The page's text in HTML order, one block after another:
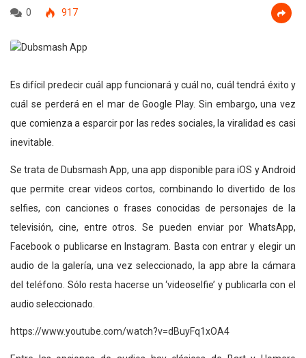
0 917
Es difícil predecir cuál app funcionará y cuál no, cuál tendrá éxito y
cuál se perderá en el mar de Google Play. Sin embargo, una vez
que comienza a esparcir por las redes sociales, la viralidad es casi
inevitable.
Se trata de Dubsmash App, una app disponible para iOS y Android
que permite crear videos cortos, combinando lo divertido de los
selfies, con canciones o frases conocidas de personajes de la
televisión, cine, entre otros. Se pueden enviar por WhatsApp,
Facebook o publicarse en Instagram. Basta con entrar y elegir un
audio de la galería, una vez seleccionado, la app abre la cámara
del teléfono. Sólo resta hacerse un ‘videoselfie’ y publicarla con el
audio seleccionado.
https://www.youtube.com/watch?v=dBuyFq1xOA4